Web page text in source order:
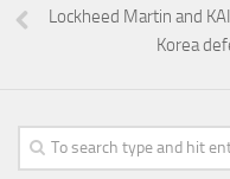
Lockheed Martin and
Korea